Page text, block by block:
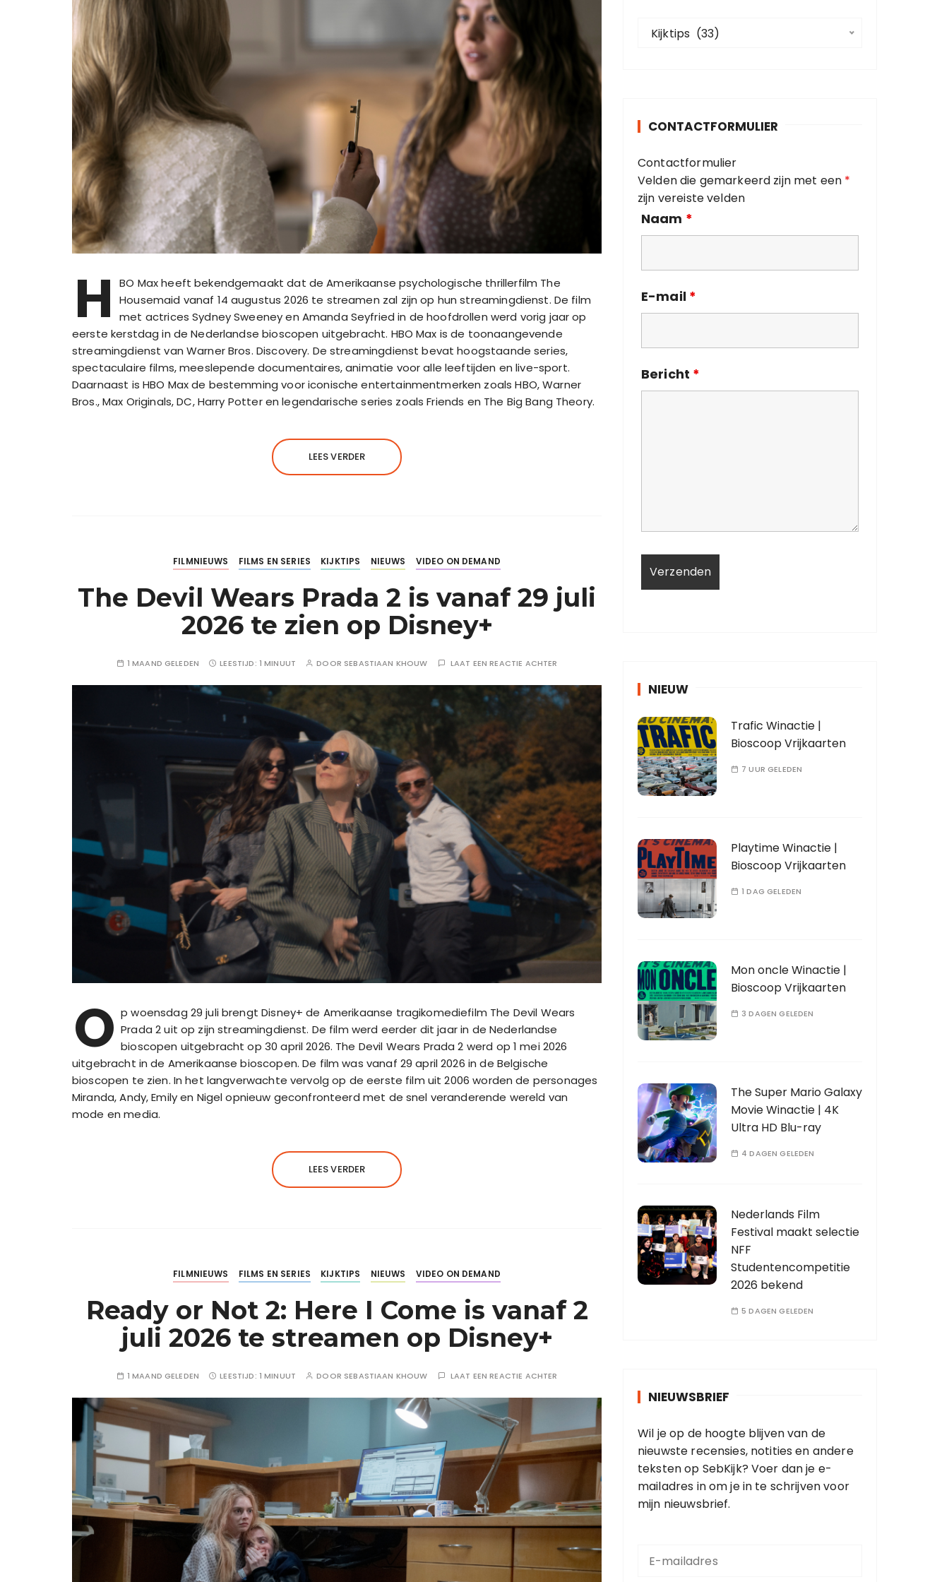
H
BO Max heeft bekendgemaakt dat de Amerikaanse psychologische thrillerfilm The
Housemaid vanaf 14 augustus 2026 te streamen zal zijn op hun streamingdienst. De film
met actrices Sydney Sweeney en Amanda Seyfried in de hoofdrollen werd vorig jaar op
eerste kerstdag in de Nederlandse bioscopen uitgebracht. HBO Max is de toonaangevende
streamingdienst van Warner Bros. Discovery. De streamingdienst bevat hoogstaande series,
spectaculaire films, meeslepende documentaires, animatie voor alle leeftijden en live-sport.
Daarnaast is HBO Max de bestemming voor iconische entertainmentmerken zoals HBO, Warner
Bros., Max Originals, DC, Harry Potter en legendarische series zoals Friends en The Big Bang Theory.
LEES VERDER
FILMNIEUWS FILMS EN SERIES KIJKTIPS NIEUWS VIDEO ON DEMAND
The Devil Wears Prada 2 is vanaf 29 juli
2026 te zien op Disney+
1 MAAND GELEDEN LEESTIJD: 1 MINUUT DOOR SEBASTIAAN KHOUW LAAT EEN REACTIE ACHTER
O p woensdag 29 juli brengt Disney+ de Amerikaanse tragikomediefilm The Devil Wears
Prada 2 uit op zijn streamingdienst. De film werd eerder dit jaar in de Nederlandse
bioscopen uitgebracht op 30 april 2026. The Devil Wears Prada 2 werd op 1 mei 2026
uitgebracht in de Amerikaanse bioscopen. De film was vanaf 29 april 2026 in de Belgische
bioscopen te zien. In het langverwachte vervolg op de eerste film uit 2006 worden de personages
Miranda, Andy, Emily en Nigel opnieuw geconfronteerd met de snel veranderende wereld van
mode en media.
LEES VERDER
FILMNIEUWS FILMS EN SERIES KIJKTIPS NIEUWS VIDEO ON DEMAND
Ready or Not 2: Here I Come is vanaf 2
juli 2026 te streamen op Disney+
1 MAAND GELEDEN LEESTIJD: 1 MINUUT DOOR SEBASTIAAN KHOUW LAAT EEN REACTIE ACHTER
r
e
ë
n
Kijktips  (33)
CONTACTFORMULIER
Contactformulier
Velden die gemarkeerd zijn met een *
zijn vereiste velden
Naam *
E-mail *
Bericht *
NIEUW
Trafic Winactie |
Bioscoop Vrijkaarten
7 UUR GELEDEN
Playtime Winactie |
Bioscoop Vrijkaarten
1 DAG GELEDEN
Mon oncle Winactie |
Bioscoop Vrijkaarten
3 DAGEN GELEDEN
The Super Mario Galaxy
Movie Winactie | 4K
Ultra HD Blu-ray
4 DAGEN GELEDEN
Nederlands Film
Festival maakt selectie
NFF
Studentencompetitie
2026 bekend
5 DAGEN GELEDEN
NIEUWSBRIEF
Wil je op de hoogte blijven van de
nieuwste recensies, notities en andere
teksten op SebKijk? Voer dan je e-
mailadres in om je in te schrijven voor
mijn nieuwsbrief.